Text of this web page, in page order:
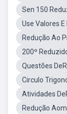
Sen 150
Use Valores
Redução Ao
200º
Questões
Circulo
Atividades
Redução